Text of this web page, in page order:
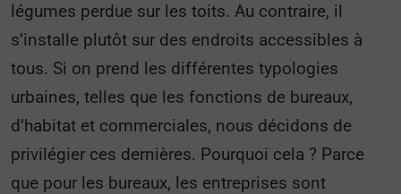
légumes perdue sur les toits. Au contraire, il
s’installe plutôt sur des endroits accessibles à
tous. Si on prend les différentes typologies
urbaines, telles que les fonctions de bureaux,
d’habitat et commerciales, nous décidons de
privilégier ces dernières. Pourquoi cela ? Parce
que pour les bureaux, les entreprises sont